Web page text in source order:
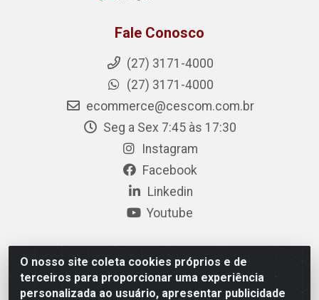
O nosso site coleta cookies próprios e de
terceiros para proporcionar uma experiência
personalizada ao usuário, apresentar publicidade
Fale Conosco
(27) 3171-4000
(27) 3171-4000
ecommerce@cescom.com.br
Seg a Sex 7:45 às 17:30
Instagram
Facebook
Linkedin
Youtube
Cescom Distribuidor - Rodovia BR 101, Km 163, S/N –
Rio Quartel, Linhares/ES – CEP 29.900-983 – CNPJ